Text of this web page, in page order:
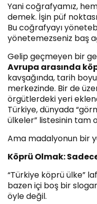
Yani coğrafyamız,
demek. İşin püf
Bu coğrafyayı
yönetemezseniz baş
Gelip geçmeyen bir
Avrupa arasında
kavşağında, tarih
merkezinde. Bir de
örgütlerdeki yeri
Türkiye, dünyada
ülkeler” listesinin tam
Ama madalyonun bir
Köprü Olmak:
“Türkiye köprü ülke”
bazen içi boş bir
öyle değil.